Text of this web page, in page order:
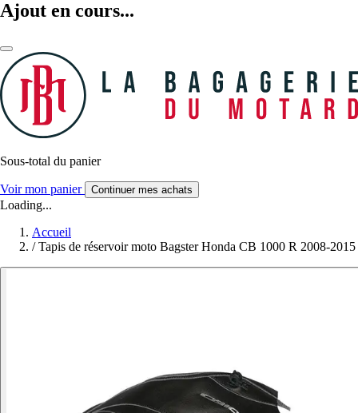
Ajout en cours...
Sous-total du panier
Voir mon panier Continuer mes achats
Loading...
Accueil
/ Tapis de réservoir moto Bagster Honda CB 1000 R 2008-2015